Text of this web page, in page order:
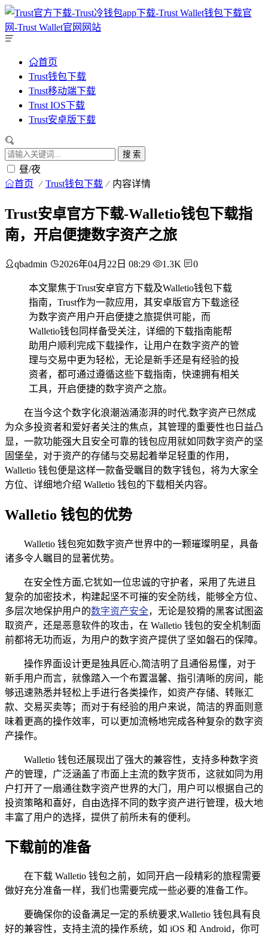
首页
Trust钱包下载
Trust移动端下载
Trust IOS下载
Trust安卓版下载
搜 索
昼/夜
首页 Trust钱包下载 内容详情
Trust安卓官方下载-Walletio钱包下载指
南，开启便捷数字资产之旅
qbadmin 2026年04月22日 08:29 1.3K 0
本文聚焦于Trust安卓官方下载及Walletio钱包下载
指南，Trust作为一款应用，其安卓版官方下载途径
为数字资产用户开启便捷之旅提供可能，而
Walletio钱包同样备受关注，详细的下载指南能帮
助用户顺利完成下载操作，让用户在数字资产的管
理与交易中更为轻松，无论是新手还是有经验的投
资者，都可通过遵循这些下载指南，快速拥有相关
工具，开启便捷的数字资产之旅。
在当今这个数字化浪潮汹涌澎湃的时代,数字资产已然成
为众多投资者和爱好者关注的焦点，其管理的重要性也日益凸
显，一款功能强大且安全可靠的钱包应用就如同数字资产的坚
固堡垒，对于资产的存储与交易起着举足轻重的作用，
Walletio 钱包便是这样一款备受瞩目的数字钱包，将为大家全
方位、详细地介绍 Walletio 钱包的下载相关内容。
Walletio 钱包的优势
Walletio 钱包宛如数字资产世界中的一颗璀璨明星，具备
诸多令人瞩目的显著优势。
在安全性方面,它犹如一位忠诚的守护者，采用了先进且
复杂的加密技术，构建起坚不可摧的安全防线，能够全方位、
多层次地保护用户的数字资产安全，无论是狡猾的黑客试图盗
取资产，还是恶意软件的攻击，在 Walletio 钱包的安全机制面
前都将无功而返，为用户的数字资产提供了坚如磐石的保障。
操作界面设计更是独具匠心,简洁明了且通俗易懂，对于
新手用户而言，就像踏入一个布置温馨、指引清晰的房间，能
够迅速熟悉并轻松上手进行各类操作，如资产存储、转账汇
款、交易买卖等；而对于有经验的用户来说，简洁的界面则意
味着更高的操作效率，可以更加流畅地完成各种复杂的数字资
产操作。
Walletio 钱包还展现出了强大的兼容性，支持多种数字资
产的管理，广泛涵盖了市面上主流的数字货币，这就如同为用
户打开了一扇通往数字资产世界的大门，用户可以根据自己的
投资策略和喜好，自由选择不同的数字资产进行管理，极大地
丰富了用户的选择，提供了前所未有的便利。
下载前的准备
在下载 Walletio 钱包之前，如同开启一段精彩的旅程需要
做好充分准备一样，我们也需要完成一些必要的准备工作。
要确保你的设备满足一定的系统要求,Walletio 钱包具有良
好的兼容性，支持主流的操作系统，如 iOS 和 Android，你可